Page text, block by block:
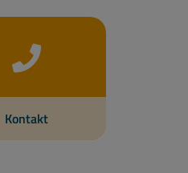
Kontakt